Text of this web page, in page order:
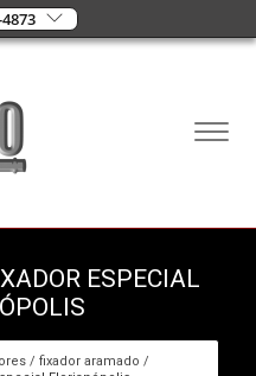
ESPECIAL
fixador aramado